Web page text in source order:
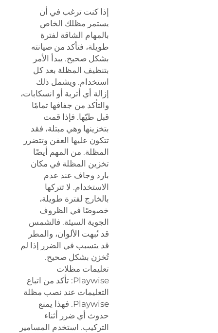
إذا كنت ترغب في أن
يستمر مظلك الخاص
بالمهام الشاقة لفترة
طويلة، فتأكد من صيانته
بشكل صحيح. يبدأ الأمر
بتنظيف المظلة بعد كل
استخدام. ويشمل ذلك
إزالة أي أتربة أو انسكابات،
والتأكد من جفافها تمامًا
قبل طيّها. فإذا قمت
بتخزينها وهي مبتلة، فقد
تتكون عليها العفن وتتضرر
المظلة. من المهم أيضًا
تخزين المظلة في مكان
بارد وجاف عند عدم
الاستخدام. لا تتركها
بالخارج لفترة طويلة،
خصوصًا في الظروف
الجوية السيئة. فالشمس
قد تُبهت الألوان، والمطر
قد يتسبب في الضرر إذا لم
تُخزن بشكل صحيح.
تعليمات مظلات
Playwise: تأكد من اتباع
التعليمات عند نصب مظلة
Playwise. فهذا يمنع
حدوث أي ضرر أثناء
التركيب. استخدم المسامير